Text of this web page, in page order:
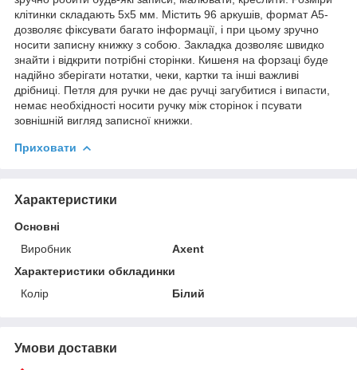
клітинки складають 5х5 мм. Містить 96 аркушів, формат А5-
дозволяє фіксувати багато інформації, і при цьому зручно
носити записну книжку з собою. Закладка дозволяє швидко
знайти і відкрити потрібні сторінки. Кишеня на форзаці буде
надійно зберігати нотатки, чеки, картки та інші важливі
дрібниці. Петля для ручки не дає ручці загубитися і випасти,
немає необхідності носити ручку між сторінок і псувати
зовнішній вигляд записної книжки.
Приховати
Характеристики
Основні
Виробник
Axent
Характеристики обкладинки
Колір
Білий
Умови доставки